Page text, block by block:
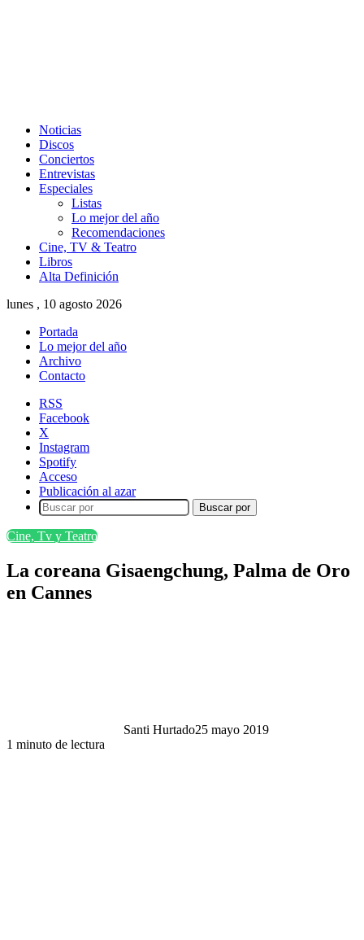
Noticias
Discos
Conciertos
Entrevistas
Especiales
Listas
Lo mejor del año
Recomendaciones
Cine, TV & Teatro
Libros
Alta Definición
lunes , 10 agosto 2026
Portada
Lo mejor del año
Archivo
Contacto
RSS
Facebook
X
Instagram
Spotify
Acceso
Publicación al azar
Buscar por
Cine, Tv y Teatro
La coreana Gisaengchung, Palma de Oro
en Cannes
Santi Hurtado25 mayo 2019
1 minuto de lectura